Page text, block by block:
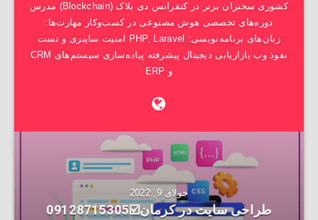
کشوری سخنران برتر در کنفرانس دی بلاک (Blockchain) مدرس
دوره‌های تخصصی هوش مصنوعی در کسب‌وکار مهارت‌ها:
زبان‌های برنامه‌نویسی: PHP, Laravel امنیت سایبری و تست
نفوذ وب بازاریابی دیجیتال پیشرفته پیاده‌سازی سیستم‌های CRM
و ERP
جولای 9, 2022
طراحی سایت در کرمان☑️09128715305